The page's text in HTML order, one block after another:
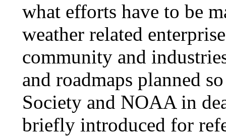
what efforts have to be
weather related
community and
and roadmaps planned
Society and NOAA in
briefly introduced for